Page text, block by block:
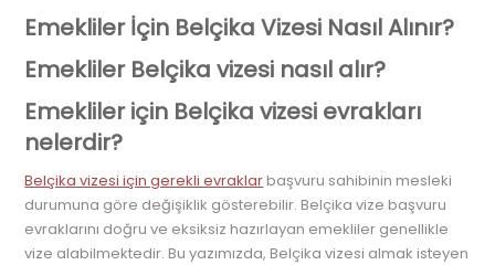
Emekliler İçin Belçika Vizesi Nasıl Alınır?
Emekliler Belçika vizesi nasıl alır?
Emekliler için Belçika vizesi evrakları
nelerdir?
Belçika vizesi için gerekli evraklar başvuru sahibinin mesleki
durumuna göre değişiklik gösterebilir. Belçika vize başvuru
evraklarını doğru ve eksiksiz hazırlayan emekliler genellikle
vize alabilmektedir. Bu yazımızda, Belçika vizesi almak isteyen